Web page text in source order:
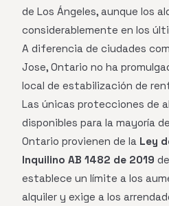
de Los Ángeles, aunque los
considerablemente en los
A diferencia de ciudades
Jose, Ontario no ha
local de estabilización de
Las únicas protecciones de
disponibles para la mayoría
Ontario provienen de la Ley
Inquilino AB 1482 de 2019
establece un límite a los
alquiler y exige a los